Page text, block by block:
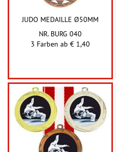
JUDO MEDAILLE Ø50MM
NR. BURG 040
3 Farben ab € 1,40